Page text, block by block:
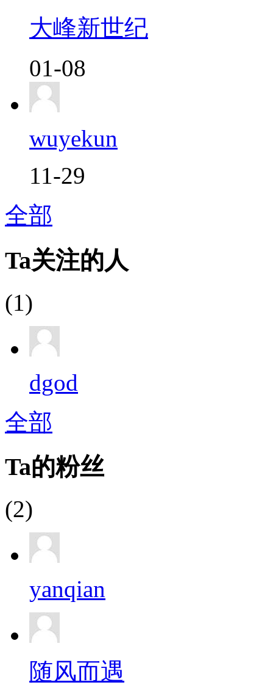
大峰新世纪
01-08
wuyekun
11-29
全部
Ta关注的人
(1)
dgod
全部
Ta的粉丝
(2)
yanqian
随风而遇